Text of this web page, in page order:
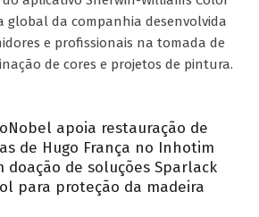
global da companhia desenvolvida
e profissionais na tomada de
de cores e projetos de pintura.
apoia restauração de
de Hugo França no Inhotim
doação de soluções Sparlack
para proteção da madeira